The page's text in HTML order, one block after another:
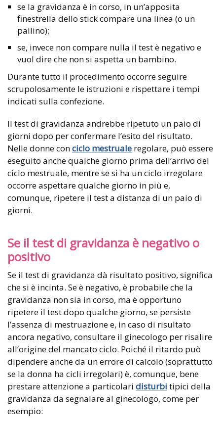
se la gravidanza è in corso, in un’apposita
finestrella dello stick compare una linea (o un
pallino);
se, invece non compare nulla il test è negativo e
vuol dire che non si aspetta un bambino.
Durante tutto il procedimento occorre seguire
scrupolosamente le istruzioni e rispettare i tempi
indicati sulla confezione.
Il test di gravidanza andrebbe ripetuto un paio di
giorni dopo per confermare l’esito del risultato.
Nelle donne conciclo mestruale regolare, può essere
eseguito anche qualche giorno prima dell’arrivo del
ciclo mestruale, mentre se si ha un ciclo irregolare
occorre aspettare qualche giorno in più e,
comunque, ripetere il test a distanza di un paio di
giorni.
Se il test di gravidanza è negativo o
positivo
Se il test di gravidanza dà risultato positivo, significa
che si è incinta. Se è negativo, è probabile che la
gravidanza non sia in corso, ma è opportuno
ripetere il test dopo qualche giorno, se persiste
l’assenza di mestruazione e, in caso di risultato
ancora negativo, consultare il ginecologo per risalire
all’origine del mancato ciclo. Poiché il ritardo può
dipendere anche da un errore di calcolo (soprattutto
se la donna ha cicli irregolari) è, comunque, bene
prestare attenzione a particolari disturbi tipici della
gravidanza da segnalare al ginecologo, come per
esempio: